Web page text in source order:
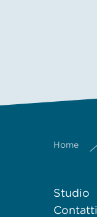
Home
Studio
Contatti